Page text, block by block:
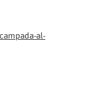
al-